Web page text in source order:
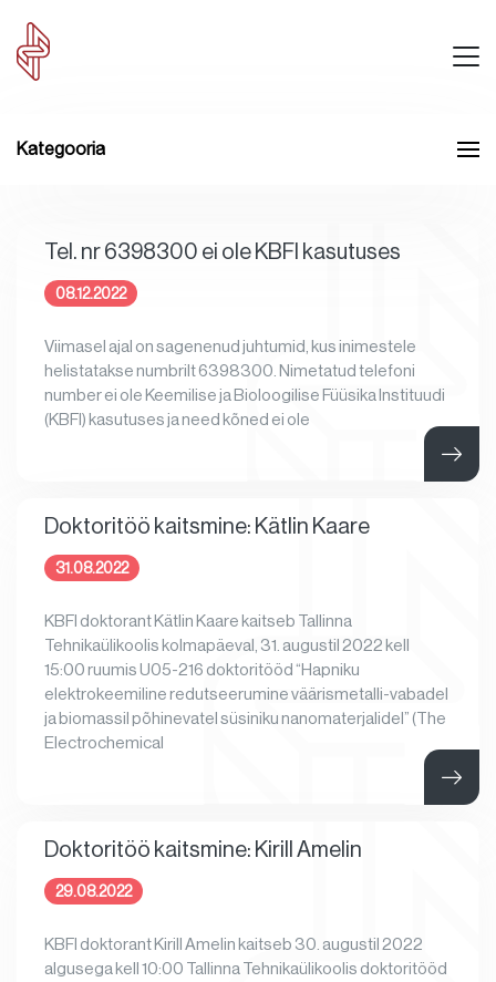
Kategooria
Tel. nr 6398300 ei ole KBFI kasutuses
08.12.2022
Viimasel ajal on sagenenud juhtumid, kus inimestele
helistatakse numbrilt 6398300. Nimetatud telefoni
number ei ole Keemilise ja Bioloogilise Füüsika Instituudi
(KBFI) kasutuses ja need kõned ei ole
Doktoritöö kaitsmine: Kätlin Kaare
31.08.2022
KBFI doktorant Kätlin Kaare kaitseb Tallinna
Tehnikaülikoolis kolmapäeval, 31. augustil 2022 kell
15:00 ruumis U05-216 doktoritööd “Hapniku
elektrokeemiline redutseerumine väärismetalli-vabadel
ja biomassil põhinevatel süsiniku nanomaterjalidel” (The
Electrochemical
Doktoritöö kaitsmine: Kirill Amelin
29.08.2022
KBFI doktorant Kirill Amelin kaitseb 30. augustil 2022
algusega kell 10:00 Tallinna Tehnikaülikoolis doktoritööd